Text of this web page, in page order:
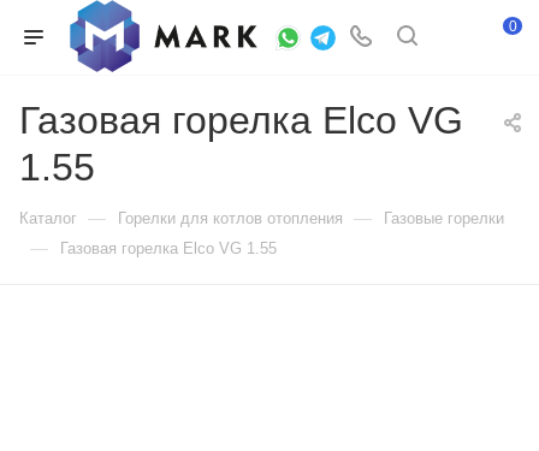
0
Газовая горелка Elco VG
1.55
Каталог — Горелки для котлов отопления — Газовые горелки
— Газовая горелка Elco VG 1.55